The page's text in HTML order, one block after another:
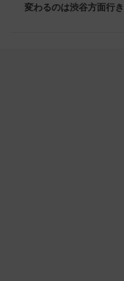
変わるのは渋谷方面行